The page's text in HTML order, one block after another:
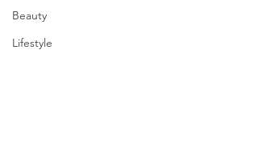
Beauty
Lifestyle